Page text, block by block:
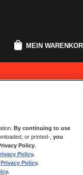
MEIN
Vorteile: schnellerer
vieles mehr.
By continuing to use
or printed-, you
Policy
Policy.
Privacy Policy.
.